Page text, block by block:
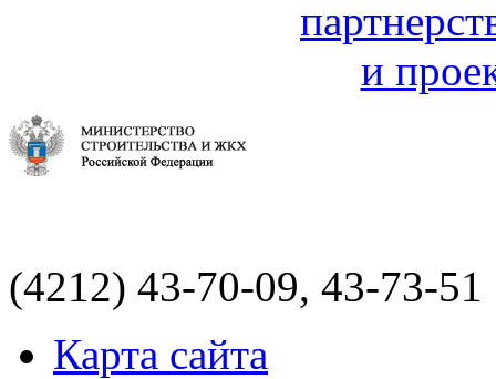
(4212) 43-70-09, 43-73-51
Карта сайта